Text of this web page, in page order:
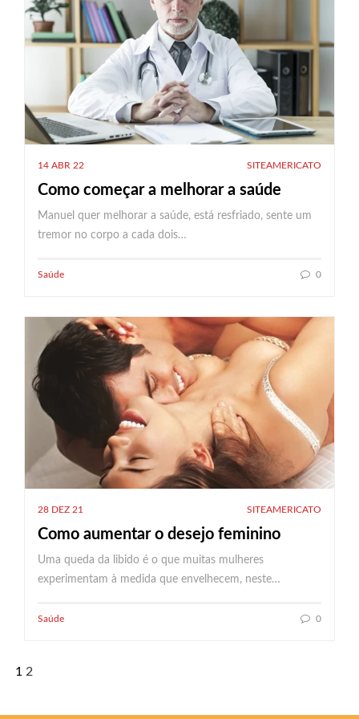
14 ABR 22 SITEAMERICATO
Como começar a melhorar a saúde
Manuel quer melhorar a saúde, está resfriado, sente um
tremor no corpo a cada dois…
Saúde 0
28 DEZ 21 SITEAMERICATO
Como aumentar o desejo feminino
Uma queda da libido é o que muitas mulheres
experimentam à medida que envelhecem, neste…
Saúde 0
Paginação
1 2